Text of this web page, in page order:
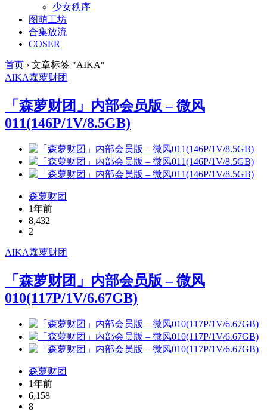
少女秩序
图萌工坊
合集放流
COSER
首页 › 文章标签 "AIKA"
AIKA森萝财团
「森萝财团」内部会员版 – 微风
011(146P/1V/8.5GB)
森萝财团
1年前
8,432
2
AIKA森萝财团
「森萝财团」内部会员版 – 微风
010(117P/1V/6.67GB)
森萝财团
1年前
6,158
8